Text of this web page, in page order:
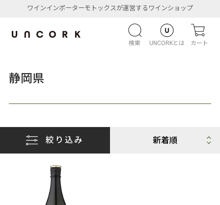
ワインインポーターモトックスが運営するワインショップ
検索 UNCORKとは カート
静岡県
絞り込み